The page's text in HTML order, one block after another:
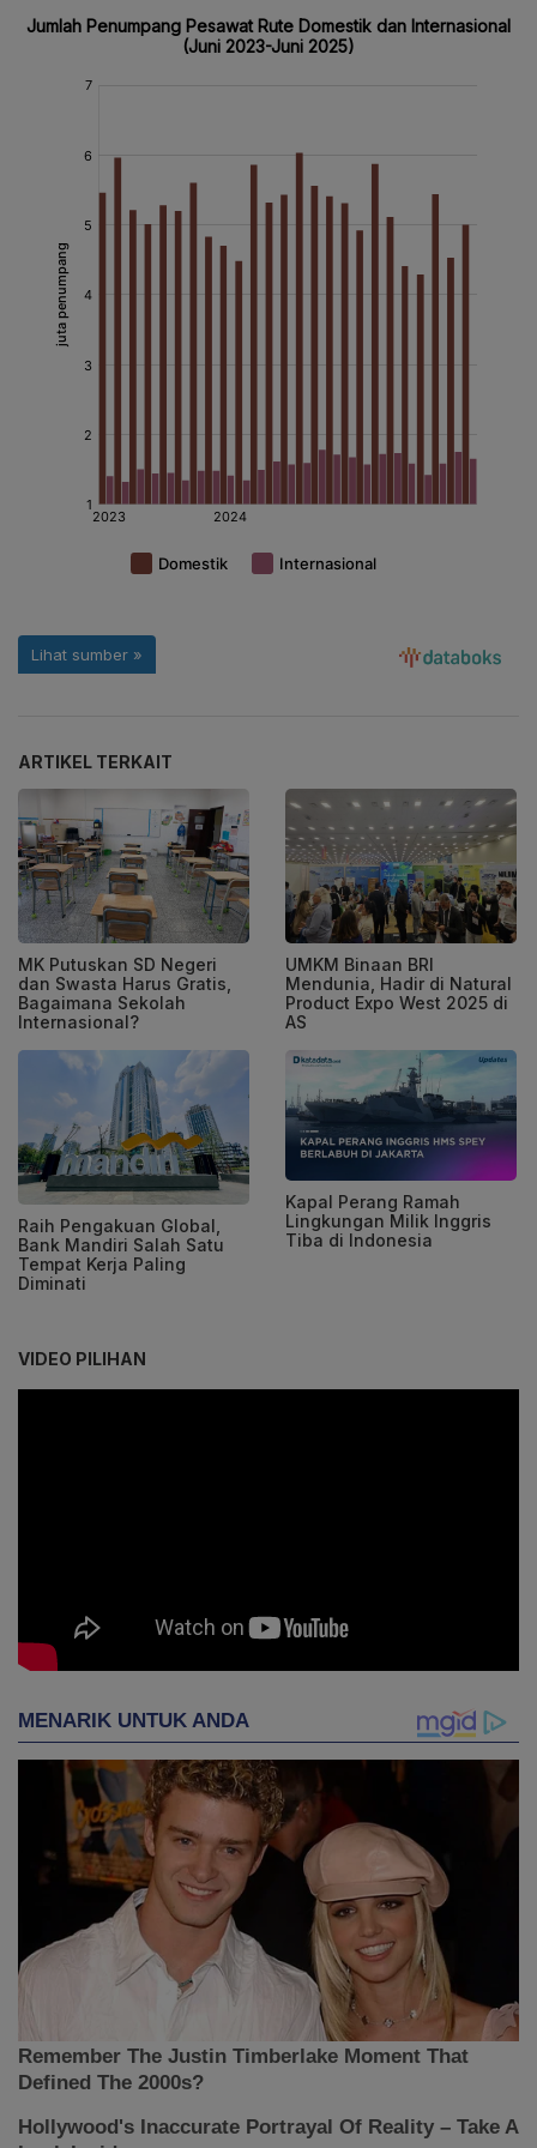
ARTIKEL TERKAIT
MK Putuskan SD Negeri
dan Swasta Harus Gratis,
Bagaimana Sekolah
Internasional?
UMKM Binaan BRI
Mendunia, Hadir di Natural
Product Expo West 2025 di
AS
Raih Pengakuan Global,
Bank Mandiri Salah Satu
Tempat Kerja Paling
Diminati
Kapal Perang Ramah
Lingkungan Milik Inggris
Tiba di Indonesia
VIDEO PILIHAN